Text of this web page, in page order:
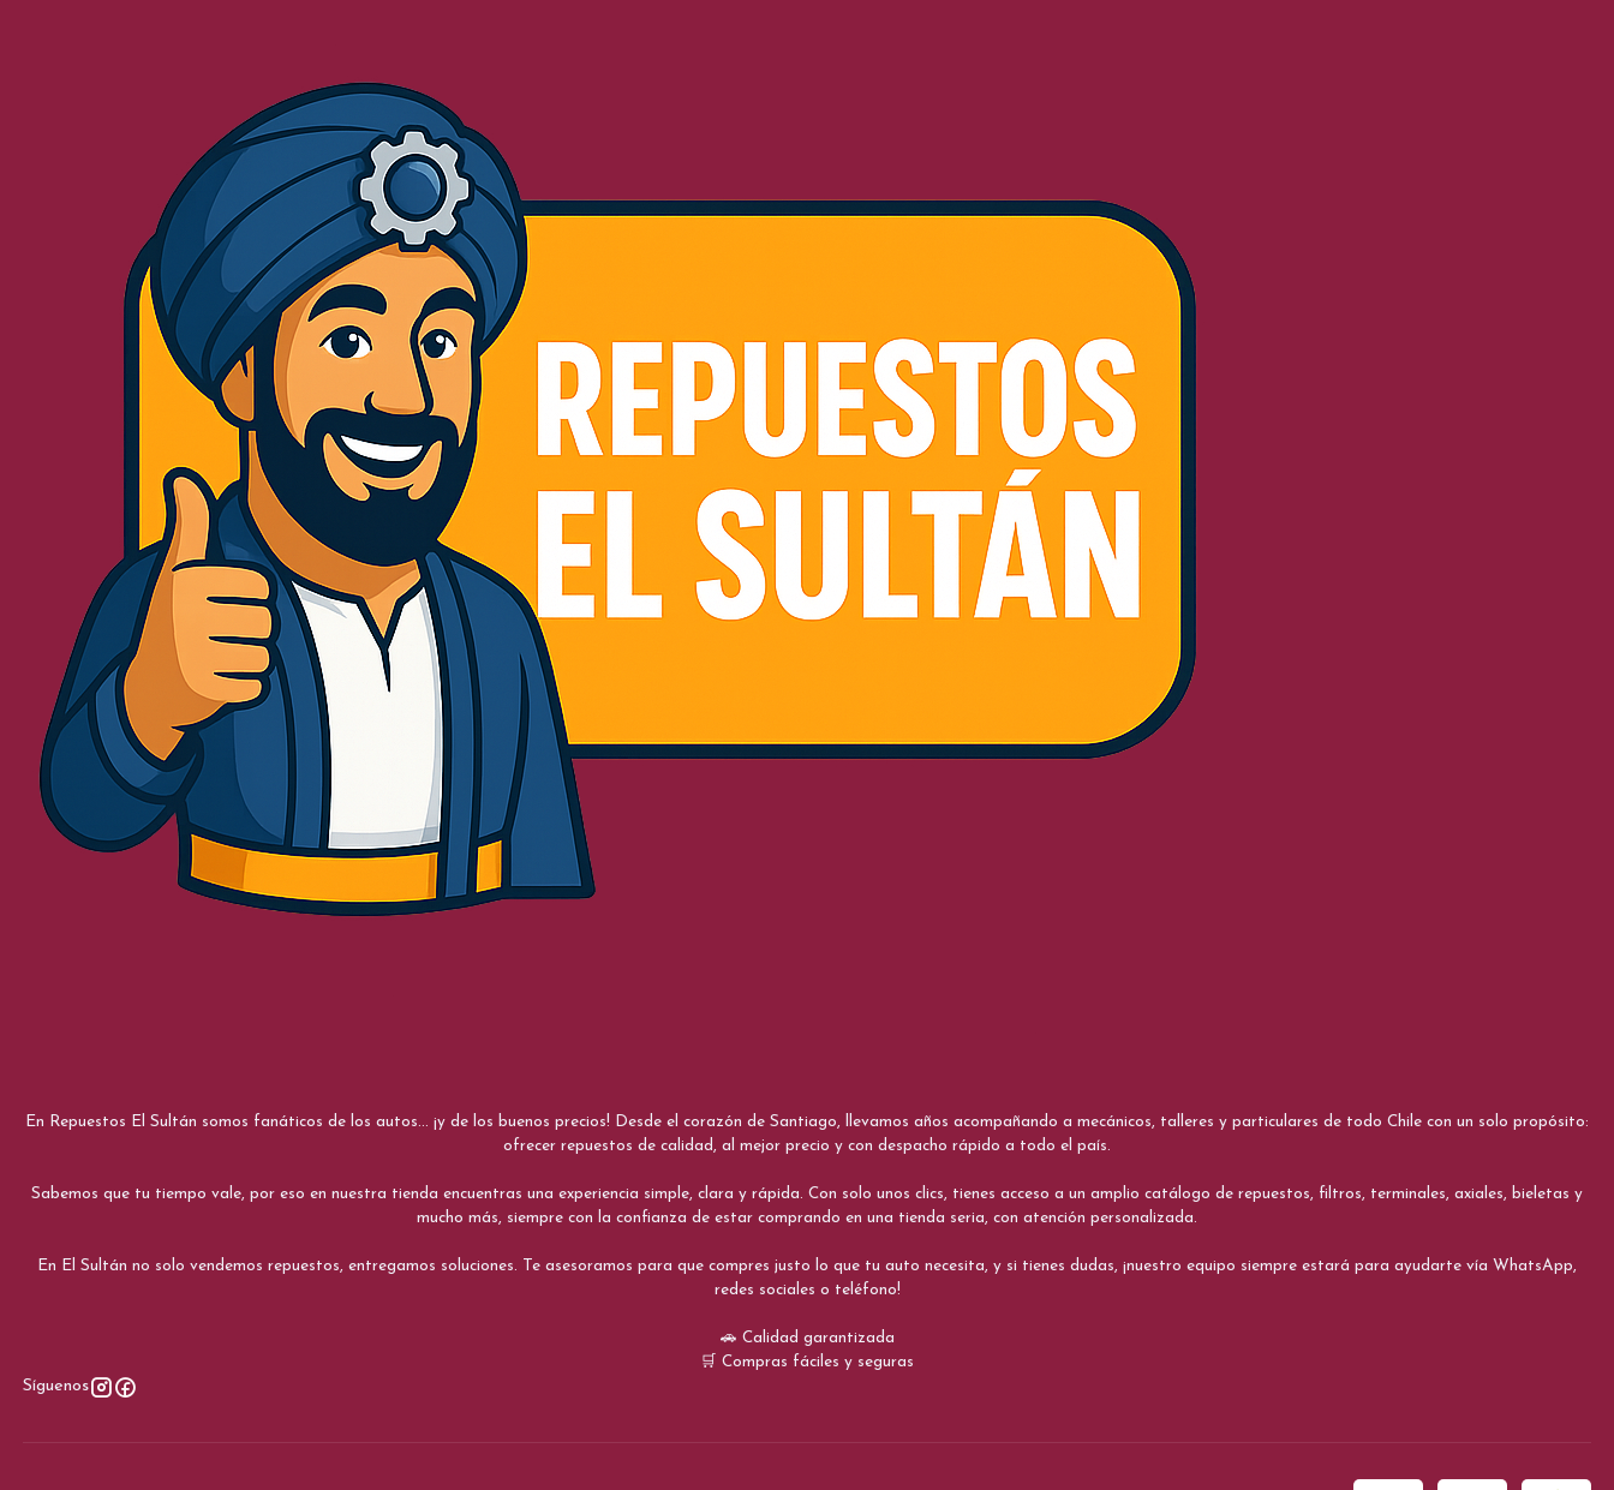
En Repuestos El Sultán somos fanáticos de los autos... ¡y de los buenos precios! Desde el corazón de Santiago, llevamos años acompañando a mecánicos, talleres y particulares de todo Chile con un solo propósito:
ofrecer repuestos de calidad, al mejor precio y con despacho rápido a todo el país.
Sabemos que tu tiempo vale, por eso en nuestra tienda encuentras una experiencia simple, clara y rápida. Con solo unos clics, tienes acceso a un amplio catálogo de repuestos, filtros, terminales, axiales, bieletas y
mucho más, siempre con la confianza de estar comprando en una tienda seria, con atención personalizada.
En El Sultán no solo vendemos repuestos, entregamos soluciones. Te asesoramos para que compres justo lo que tu auto necesita, y si tienes dudas, ¡nuestro equipo siempre estará para ayudarte vía WhatsApp,
redes sociales o teléfono!
🚗 Calidad garantizada
🛒 Compras fáciles y seguras
Síguenos